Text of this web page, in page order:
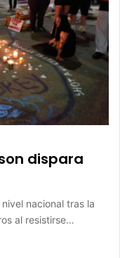
dispara
nacional tras la
al resistirse…